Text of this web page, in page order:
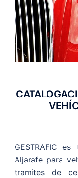
GESTRAFIC
Aljarafe para
tramites de